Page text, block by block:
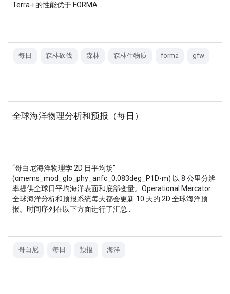
Terra-i 的性能优于 FORMA…
每日 森林砍伐 森林 森林生物质 forma gfw
全球海洋物理分析和预报（每日）
“哥白尼海洋物理学 2D 日平均场”
(cmems_mod_glo_phy_anfc_0.083deg_P1D-m) 以 8 公里分辨
率提供全球日平均海洋表面和底部变量。Operational Mercator
全球海洋分析和预报系统每天都会更新 10 天的 2D 全球海洋预
报。时间序列在以下方面进行了汇总…
哥白尼 每日 预报 海洋